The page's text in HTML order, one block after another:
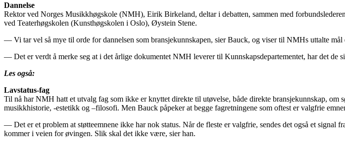
Dannelse
Rektor ved Norges Musikkhøgskole (NMH), Eirik Birkeland, deltar i debatten, sammen med
ved Teaterhøgskolen (Kunsthøgskolen i Oslo), Øystein Stene.
— Vi tar vel så mye til orde for dannelsen som bransjekunnskapen, sier Bauck, og viser til NMHs uttalte
— Det er verdt å merke seg at i det årlige dokumentet NMH leverer til Kunnskapsdepartementet, har det de
Les også:
Lavstatus-fag
Til nå har NMH hatt et utvalg fag som ikke er knyttet direkte til utøvelse, både direkte bransjekunnskap,
musikkhistorie, -estetikk og –filosofi. Men Bauck påpeker at begge fagretningene som oftest er valgfrie
— Det er et problem at støtteemnene ikke har nok status. Når de fleste er valgfrie, sendes det også et signal
kommer i veien for øvingen. Slik skal det ikke være, sier han.